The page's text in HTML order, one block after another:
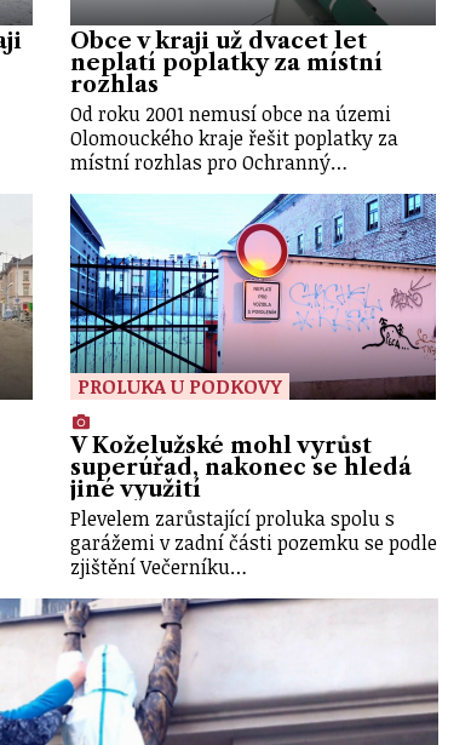
Obce v kraji už dvacet let
neplatí poplatky za místní
rozhlas
Od roku 2001 nemusí obce na územi
Olomouckého kraje řešit poplatky za
místní rozhlas pro Ochranný…
PROLUKA U PODKOVY
V Koželužské mohl vyrůst
superúřad, nakonec se hledá
jiné využití
Plevelem zarůstající proluka spolu s
garážemi v zadní části pozemku se podle
zjištění Večerníku…